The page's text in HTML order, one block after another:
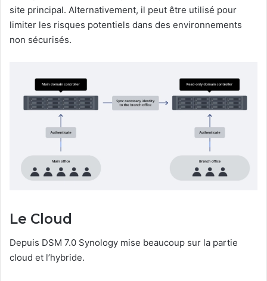
site principal. Alternativement, il peut être utilisé pour
limiter les risques potentiels dans des environnements
non sécurisés.
Le Cloud
Depuis DSM 7.0 Synology mise beaucoup sur la partie
cloud et l’hybride.